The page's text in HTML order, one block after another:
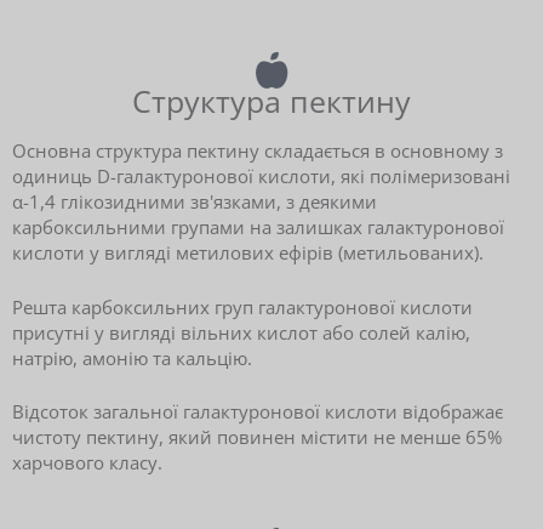
Структура пектину
Основна структура пектину складається в основному з
одиниць D-галактуронової кислоти, які полімеризовані
α-1,4 глікозидними зв'язками, з деякими
карбоксильними групами на залишках галактуронової
кислоти у вигляді метилових ефірів (метильованих).
Решта карбоксильних груп галактуронової кислоти
присутні у вигляді вільних кислот або солей калію,
натрію, амонію та кальцію.
Відсоток загальної галактуронової кислоти відображає
чистоту пектину, який повинен містити не менше 65%
харчового класу.